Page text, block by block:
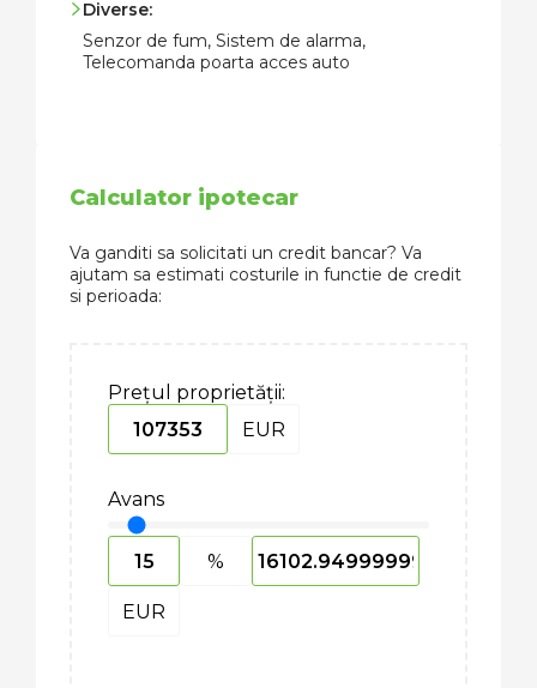
Diverse:
Senzor de fum, Sistem de alarma,
Telecomanda poarta acces auto
Calculator ipotecar
Va ganditi sa solicitati un credit bancar? Va
ajutam sa estimati costurile in functie de credit
si perioada:
Prețul proprietății:
EUR
Avans
%
EUR